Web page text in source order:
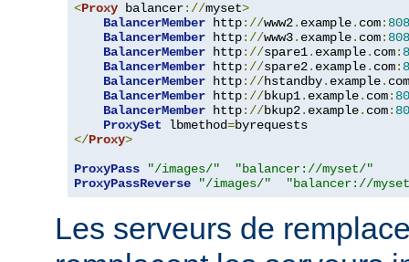
<Proxy balancer://myset>
BalancerMember http://www2. example. com:
BalancerMember http://www3. example. com:
BalancerMember http://spare1. example. com:
BalancerMember http://spare2. example. com:
BalancerMember http://hstandby. example. com
BalancerMember http://bkup1. example. com:
BalancerMember http://bkup2. example. com:
ProxySet lbmethod=
</Proxy>
ProxyPass
"/images/"
"balancer://myset/"
ProxyPassReverse
"/images/" "balancer://
Les serveurs de